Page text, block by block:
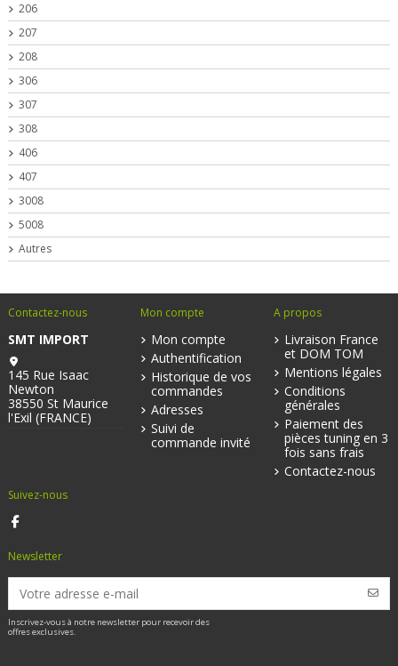
206
207
208
306
307
308
406
407
3008
5008
Autres
Contactez-nous
SMT IMPORT
145 Rue Isaac
Newton
38550 St Maurice
l'Exil (FRANCE)
Mon compte
Mon compte
Authentification
Historique de vos
commandes
Adresses
Suivi de
commande invité
A propos
Livraison France
et DOM TOM
Mentions légales
Conditions
générales
Paiement des
pièces tuning en 3
fois sans frais
Contactez-nous
Suivez-nous
Newsletter
Inscrivez-vous à notre newsletter pour recevoir des
offres exclusives.